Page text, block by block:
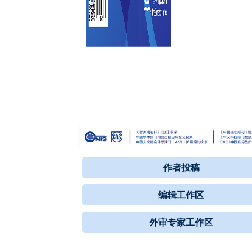
作者投稿
编辑工作区
外审专家工作区